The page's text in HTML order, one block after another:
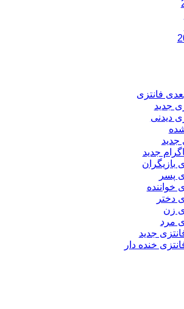
فانتزی
جدید
دیدنی
جدید
جدید
بازیگران
پسر
خواننده
دختر
زن
مرد
جدید
خنده دار